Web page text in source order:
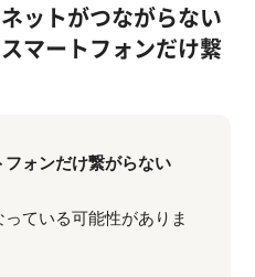
ットがつながらない
マートフォンだけ繋
ォンだけ繋がらない
ている可能性がありま